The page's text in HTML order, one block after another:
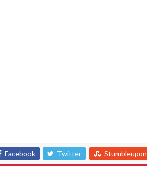
Facebook Twitter Stumbleupon